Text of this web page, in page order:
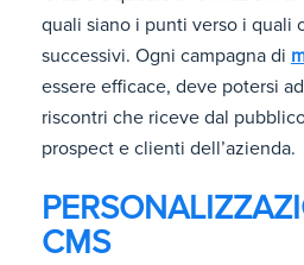
quali siano i punti verso i quali
successivi. Ogni campagna di
essere efficace, deve potersi
riscontri che riceve dal
prospect e clienti dell’azienda.
CMS